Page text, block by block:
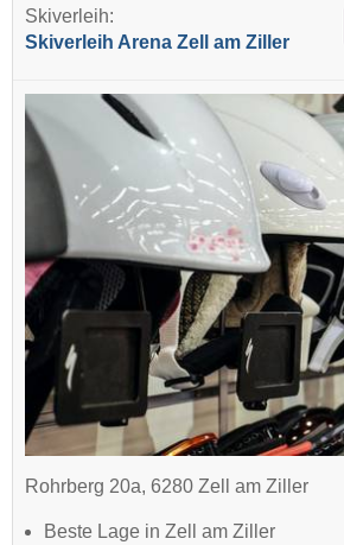
Skiverleih:
Skiverleih Arena Zell am Ziller
Rohrberg 20a, 6280 Zell am Ziller
Beste Lage in Zell am Ziller